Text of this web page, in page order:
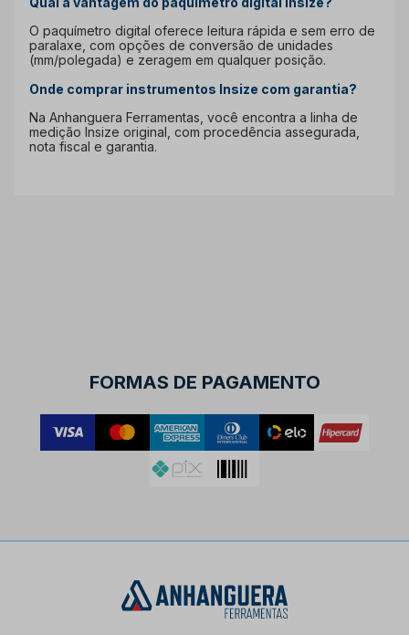
O paquímetro digital oferece leitura rápida e sem erro de
paralaxe, com opções de conversão de unidades
(mm/polegada) e zeragem em qualquer posição.
Onde comprar instrumentos Insize com garantia?
Na Anhanguera Ferramentas, você encontra a linha de
medição Insize original, com procedência assegurada,
nota fiscal e garantia.
FORMAS DE PAGAMENTO